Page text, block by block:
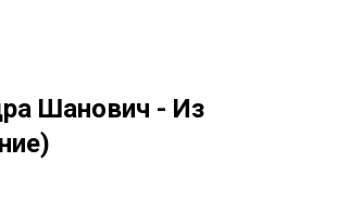
Шанович - Из